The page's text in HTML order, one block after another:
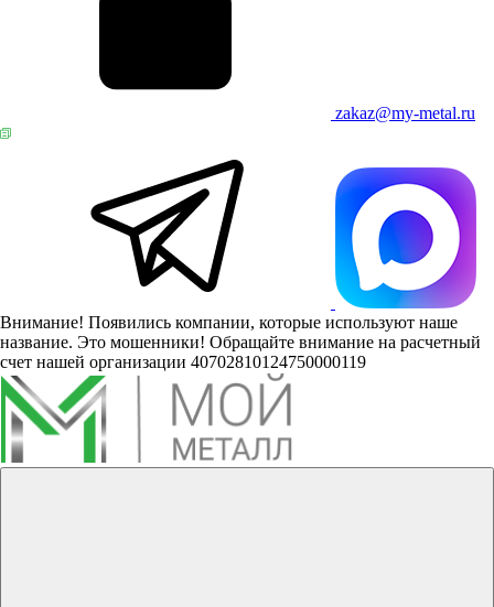
zakaz@my-metal.ru
Внимание! Появились компании, которые используют наше
название. Это мошенники! Обращайте внимание на расчетный
счет нашей организации 40702810124750000119